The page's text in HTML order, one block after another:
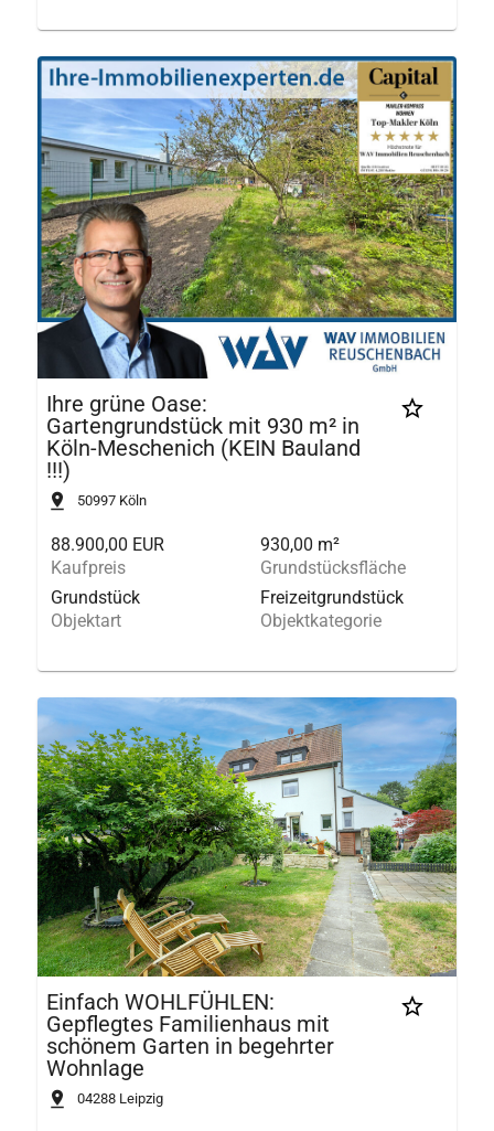
Ihre grüne Oase:
Gartengrundstück mit 930 m² in
Köln-Meschenich (KEIN Bauland
!!!)
50997 Köln
88.900,00 EUR
Kaufpreis
930,00 m²
Grundstücksfläche
Grundstück
Objektart
Freizeitgrundstück
Objektkategorie
Einfach WOHLFÜHLEN:
Gepflegtes Familienhaus mit
schönem Garten in begehrter
Wohnlage
04288 Leipzig